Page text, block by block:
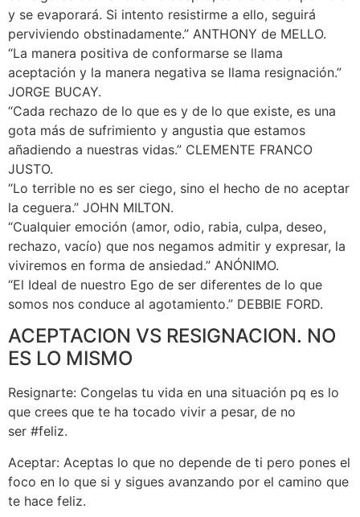
y se evaporará. Si intento resistirme a ello, seguirá
perviviendo obstinadamente.” ANTHONY de MELLO.
“La manera positiva de conformarse se llama
aceptación y la manera negativa se llama resignación.”
JORGE BUCAY.
“Cada rechazo de lo que es y de lo que existe, es una
gota más de sufrimiento y angustia que estamos
añadiendo a nuestras vidas.” CLEMENTE FRANCO
JUSTO.
“Lo terrible no es ser ciego, sino el hecho de no aceptar
la ceguera.” JOHN MILTON.
“Cualquier emoción (amor, odio, rabia, culpa, deseo,
rechazo, vacío) que nos negamos admitir y expresar, la
viviremos en forma de ansiedad.” ANÓNIMO.
“El Ideal de nuestro Ego de ser diferentes de lo que
somos nos conduce al agotamiento.” DEBBIE FORD.
ACEPTACION VS RESIGNACION. NO
ES LO MISMO
Resignarte: Congelas tu vida en una situación pq es lo
que crees que te ha tocado vivir a pesar, de no
ser ‪#‎feliz‬.
Aceptar: Aceptas lo que no depende de ti pero pones el
foco en lo que si y sigues avanzando por el camino que
te hace feliz.